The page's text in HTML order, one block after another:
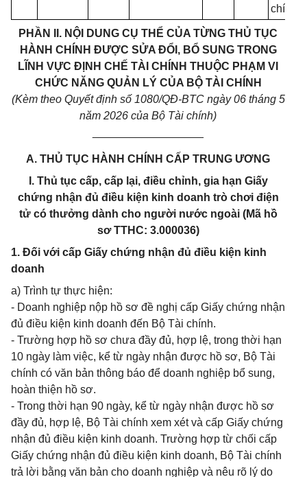
chính
PHẦN II. NỘI DUNG CỤ TH Ể CỦA TỪNG THỦ TỤC
HÀNH CHÍNH ĐƯỢC SỬA ĐỔI, BỔ SU NG TRONG
LĨNH VỰC ĐỊNH CHẾ TÀI CHÍNH THUỘC PHẠM VI
CHỨC NĂNG QUẢN LÝ CỦA BỘ TÀI CHÍNH
(Kèm theo Quyết định số 1080/QĐ-BTC ngày06 tháng5
năm 2026 của Bộ Tài chính)
A. THỦ TỤC HÀNH CHÍNH CẤP TRUNG ƯƠNG
I. Thủ tục cấp, cấp lại, điều chỉnh, gia hạn Giấy
chứng nhận đủ điều kiện kinh doanh trò chơi điện
tử có thưởng dành cho người nước ngoài (Mã hồ
sơ TTHC: 3.000036)
1. Đối với cấp Giấy chứng nhận đủ điều kiện kinh
doanh
a) Trình tự thực hiện:
- Doanh nghiệp nộp hồ sơ đề nghị cấp Giấy chứng nhận
đủ điều kiện kinh doanh đến Bộ Tài chính.
- Trường hợp hồ sơ chưa đầy đủ, hợp lệ, trong thời hạn
10 ngày làm việc, kể từ ngày nhận được hồ sơ, Bộ Tài
chính có văn bản thông báo để doanh nghiệp bổ sung,
hoàn thiện hồ sơ.
- Trong thời hạn 90 ngày, kể từ ngày nhận được hồ sơ
đầy đủ, hợp lệ, Bộ Tài chính xem xét và cấp Giấy chứng
nhận đủ điều kiện kinh doanh. Trường hợp từ chối cấp
Giấy chứng nhận đủ điều kiện kinh doanh, Bộ Tài chính
trả lời bằng văn bản cho doanh nghiệp và nêu rõ lý do